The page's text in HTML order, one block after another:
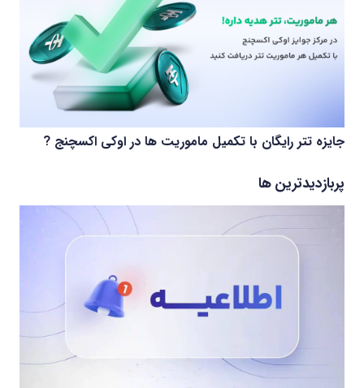
جایزه تتر رایگان با تکمیل ماموریت ها در اوکی اکسچنج ?
پربازدیدترین ها